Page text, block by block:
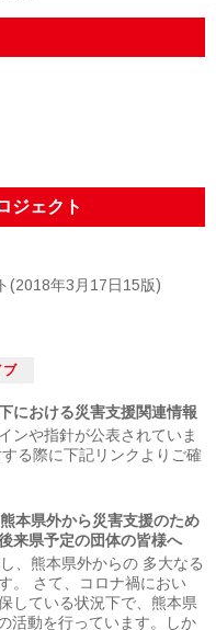
ジェクト
(2018年3月17日15版)
ブ
における災害支援関連情報
ンや指針が公表されていま
る際に下記リンクよりご確
本県外から災害支援のため
来県予定の団体の皆様へ
、熊本県外からの 多大なる
。 さて、コロナ禍におい
している状況下で、熊本県
活動を行っています。しか